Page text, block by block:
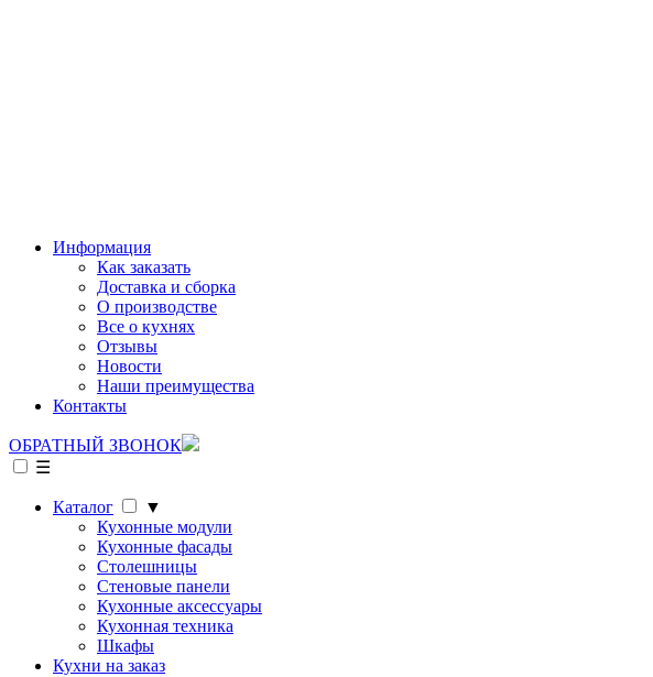
Информация
Как заказать
Доставка и сборка
О производстве
Все о кухнях
Отзывы
Новости
Наши преимущества
Контакты
ОБРАТНЫЙ ЗВОНОК
☰
Каталог
▼
Кухонные модули
Кухонные фасады
Столешницы
Стеновые панели
Кухонные аксессуары
Кухонная техника
Шкафы
Кухни на заказ